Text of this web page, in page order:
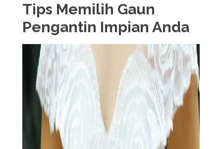
Tips Memilih Gaun
Pengantin Impian Anda